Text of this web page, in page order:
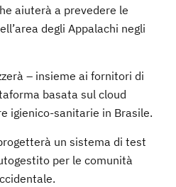
aiuterà a prevedere le
degli Appalachi negli
– insieme ai fornitori di
basata sul cloud
igienico-sanitarie in Brasile.
un sistema di test
per le comunità